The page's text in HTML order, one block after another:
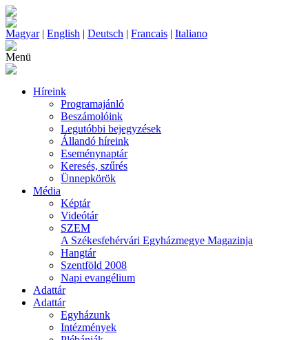
Magyar| English | Deutsch | Francais | Italiano
Menü
Híreink
Programajánló
Beszámolóink
Legutóbbi bejegyzések
Állandó híreink
Eseménynaptár
Keresés, szűrés
Ünnepkörök
Média
Képtár
Videótár
SZEM
A Székesfehérvári Egyházmegye Magazinja
Hangtár
Szentföld 2008
Napi evangélium
Adattár
Adattár
Egyházunk
Intézmények